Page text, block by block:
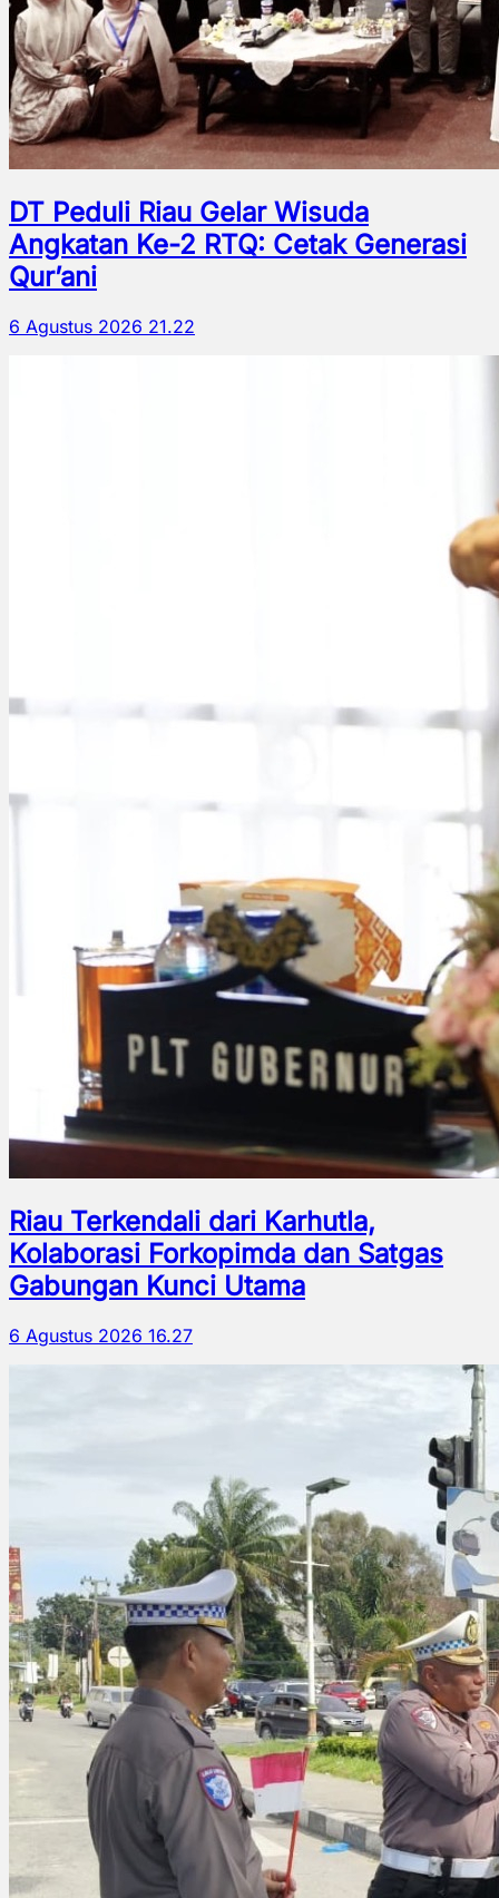
DT Peduli Riau Gelar Wisuda
Angkatan Ke-2 RTQ: Cetak Generasi
Qur’ani
6 Agustus 2026 21.22
Riau Terkendali dari Karhutla,
Kolaborasi Forkopimda dan Satgas
Gabungan Kunci Utama
6 Agustus 2026 16.27